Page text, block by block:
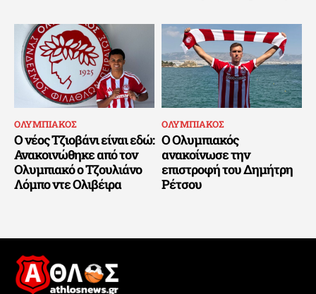
ΟΛΥΜΠΙΑΚΟΣ
Ο νέος Τζιοβάνι είναι εδώ:
Ανακοινώθηκε από τον
Ολυμπιακό ο Τζουλιάνο
Λόμπο ντε Ολιβέιρα
ΟΛΥΜΠΙΑΚΟΣ
Ο Ολυμπιακός
ανακοίνωσε την
επιστροφή του Δημήτρη
Ρέτσου